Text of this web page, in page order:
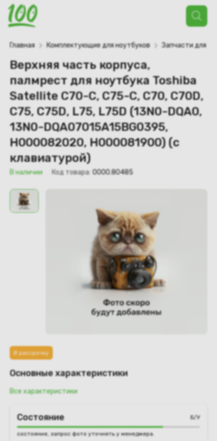
Поиск
товаров
Главная Комплектующие для ноутбуков Запчасти для
Верхняя часть корпуса,
палмрест для ноутбука Toshiba
Satellite C70-C, C75-C, C70, C70D,
C75, C75D, L75, L75D (13N0-DQA0,
13N0-DQA07015A15BG0395,
H000082020, H000081900) (с
клавиатурой)
В наличии Код товара: 0000.80485
В рассрочку
Основные характеристики
Все характеристики
Состояние Б/У
состояние, запрос фото уточнять у менеджера.